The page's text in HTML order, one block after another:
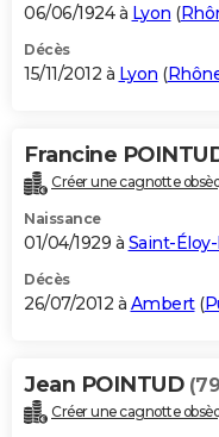
06/06/1924 à Lyon (
Décès
15/11/2012 à Lyon (
Francine
Créer une cagnotte
Naissance
01/04/1929 à Saint-
Décès
26/07/2012 à Ambert(
Jean POINTUD
Créer une cagnotte